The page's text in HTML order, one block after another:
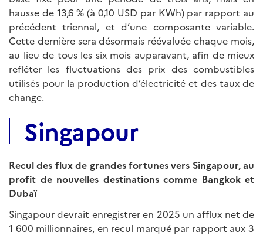
hausse de 13,6 % (à 0,10 USD par KWh) par rapport au
précédent triennal, et d’une composante variable.
Cette dernière sera désormais réévaluée chaque mois,
au lieu de tous les six mois auparavant, afin de mieux
refléter les fluctuations des prix des combustibles
utilisés pour la production d’électricité et des taux de
change.
Singapour
Recul des flux de grandes fortunes vers Singapour, au
profit de nouvelles destinations comme Bangkok et
Dubaï
Singapour devrait enregistrer en 2025 un afflux net de
1 600 millionnaires, en recul marqué par rapport aux 3